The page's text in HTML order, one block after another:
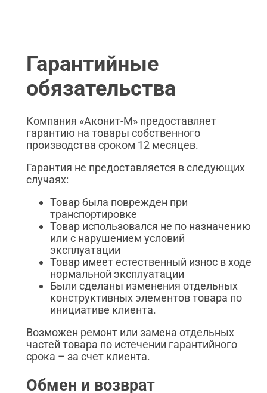
Гарантийные
обязательства
Компания «Аконит-М» предоставляет
гарантию на товары собственного
производства сроком 12 месяцев.
Гарантия не предоставляется в следующих
случаях:
Товар была поврежден при
транспортировке
Товар использовался не по назначению
или с нарушением условий
эксплуатации
Товар имеет естественный износ в ходе
нормальной эксплуатации
Были сделаны изменения отдельных
конструктивных элементов товара по
инициативе клиента.
Возможен ремонт или замена отдельных
частей товара по истечении гарантийного
срока – за счет клиента.
Обмен и возврат